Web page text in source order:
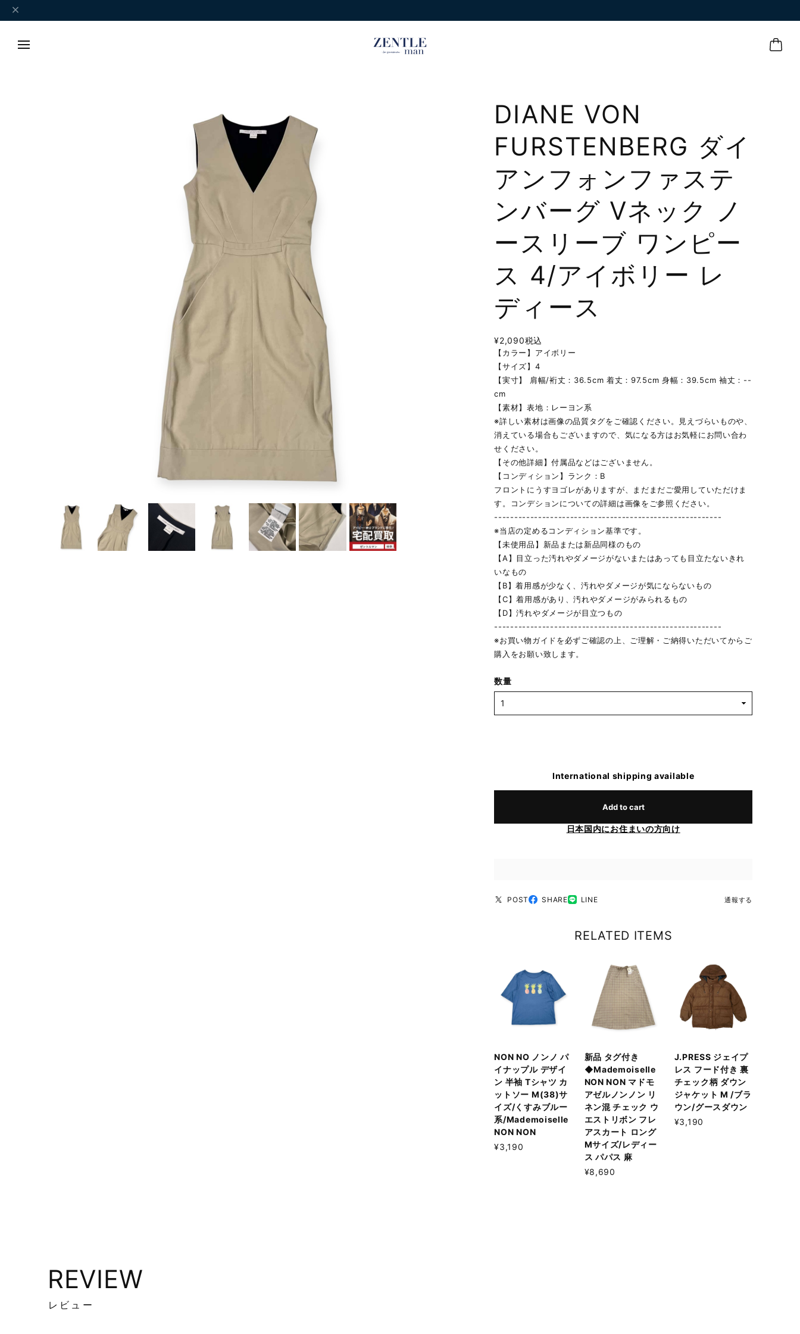
DIANE VON
FURSTENBERG ダイ
アンフォンファステ
ンバーグ Vネック ノ
ースリーブ ワンピー
ス 4/アイボリー レ
ディース
¥2,090税込
【カラー】アイボリー
【サイズ】4
【実寸】 肩幅/裄丈：36.5cm 着丈：97.5cm 身幅：39.5cm 袖丈：--
cm
【素材】表地：レーヨン系
※詳しい素材は画像の品質タグをご確認ください。見えづらいものや、
消えている場合もございますので、気になる方はお気軽にお問い合わ
せください。
【その他詳細】付属品などはございません。
【コンディション】ランク：B
フロントにうすヨゴレがありますが、まだまだご愛用していただけま
す。コンデションについての詳細は画像をご参照ください。
---------------------------------------------------------
※当店の定めるコンディション基準です。
【未使用品】新品または新品同様のもの
【A】目立った汚れやダメージがないまたはあっても目立たないきれ
いなもの
【B】着用感が少なく、汚れやダメージが気にならないもの
【C】着用感があり、汚れやダメージがみられるもの
【D】汚れやダメージが目立つもの
---------------------------------------------------------
※お買い物ガイドを必ずご確認の上、ご理解・ご納得いただいてからご
購入をお願い致します。
数量
International shipping available
Add to cart
日本国内にお住まいの方向け
POST SHARE LINE 通報する
RELATED ITEMS
NON NO ノンノ パ
イナップル デザイ
ン 半袖 Tシャツ カ
ットソー M(38)サ
イズ/くすみブルー
系/Mademoiselle
NON NON
¥3,190
新品 タグ付き
◆Mademoiselle
NON NON マドモ
アゼルノンノン リ
ネン混 チェック ウ
エストリボン フレ
アスカート ロング
Mサイズ/レディー
ス パパス 麻
¥8,690
J.PRESS ジェイプ
レス フード付き 裏
チェック柄 ダウン
ジャケット M /ブラ
ウン/グースダウン
¥3,190
REVIEW
レビュー